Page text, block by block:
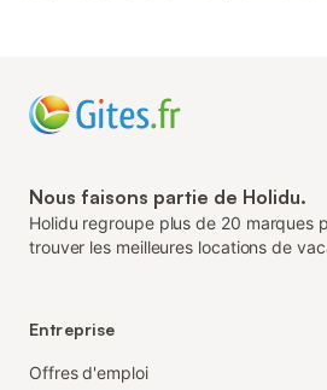
Nous faisons partie de Holidu.
Holidu regroupe plus de 20 marques
trouver les meilleures locations de
Entreprise
Offres d'emploi